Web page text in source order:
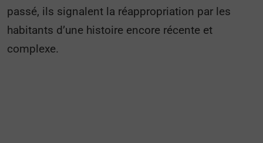
passé, ils signalent la réappropriation par les
habitants d’une histoire encore récente et
complexe.